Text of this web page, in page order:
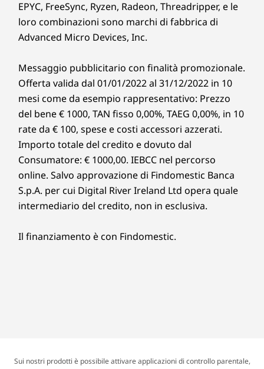
EPYC, FreeSync, Ryzen, Radeon, Threadripper, e le
loro combinazioni sono marchi di fabbrica di
Advanced Micro Devices, Inc.
Messaggio pubblicitario con finalità promozionale.
Offerta valida dal 01/01/2022 al 31/12/2022 in 10
mesi come da esempio rappresentativo: Prezzo
del bene € 1000, TAN fisso 0,00%, TAEG 0,00%, in 10
rate da € 100, spese e costi accessori azzerati.
Importo totale del credito e dovuto dal
Consumatore: € 1000,00. IEBCC nel percorso
online. Salvo approvazione di Findomestic Banca
S.p.A. per cui Digital River Ireland Ltd opera quale
intermediario del credito, non in esclusiva.
Il finanziamento è con Findomestic.
Sui nostri prodotti è possibile attivare applicazioni di controllo parentale,